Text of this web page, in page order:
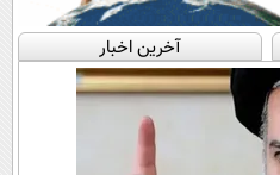
آخرین اخبار